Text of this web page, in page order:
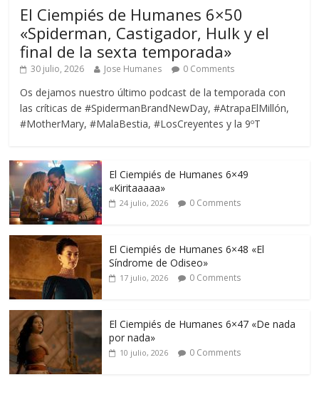
El Ciempiés de Humanes 6×50
«Spiderman, Castigador, Hulk y el
final de la sexta temporada»
30 julio, 2026 Jose Humanes 0 Comments
Os dejamos nuestro último podcast de la temporada con
las críticas de #SpidermanBrandNewDay, #AtrapaElMillón,
#MotherMary, #MalaBestia, #LosCreyentes y la 9ºT
El Ciempiés de Humanes 6×49
«Kiritaaaaa»
24 julio, 2026 0 Comments
El Ciempiés de Humanes 6×48 «El
Síndrome de Odiseo»
17 julio, 2026 0 Comments
El Ciempiés de Humanes 6×47 «De nada
por nada»
10 julio, 2026 0 Comments